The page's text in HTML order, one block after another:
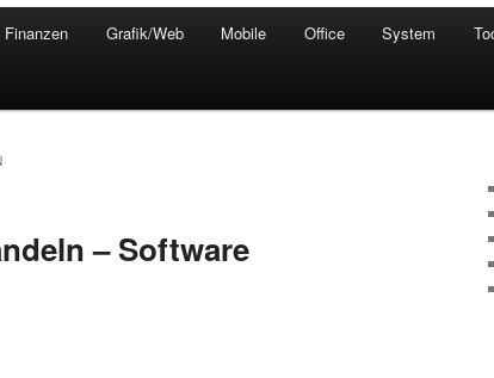
Finanzen Grafik/Web Mobile Office System
– Software